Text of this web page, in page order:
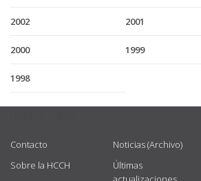
2002 2001
2000 1999
1998
Contacto
Sobre la HCCH
Noticias (Archivo)
Últimas